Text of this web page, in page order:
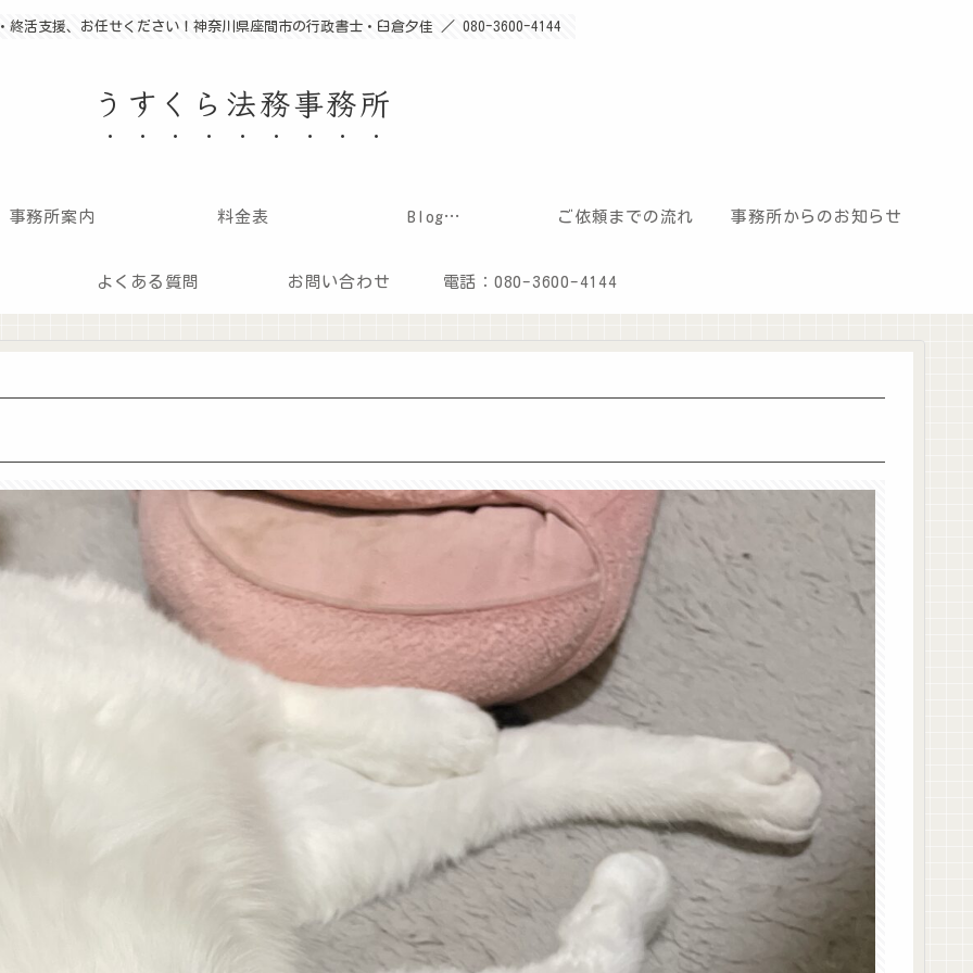
終活支援、お任せください！神奈川県座間市の行政書士・臼倉夕佳 ／ 080-3600-4144
うすくら法務事務所
事務所案内 料金表 Blog… ご依頼までの流れ 事務所からのお知らせ
よくある質問 お問い合わせ 電話：080-3600-4144